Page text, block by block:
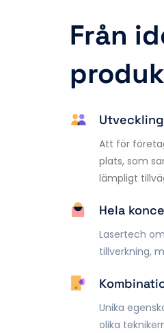
Från
Utveckling
Att för
plats, som
lämpligt
Hela
Lasertech
tillverkning,
Unika
olika